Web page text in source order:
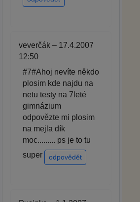
veverčák – 17.4.2007
12:50
#7#Ahoj nevíte někdo
plosim kde najdu na
netu testy na 7leté
gimnázium
odpovězte mi plosim
na mejla dík
moc......... ps je to tu
super
odpovědět